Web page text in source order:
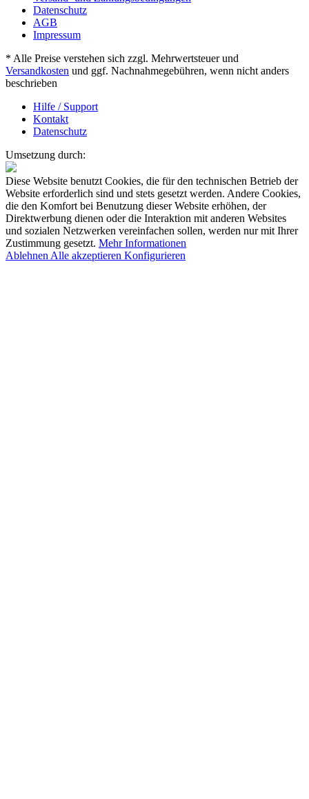
Datenschutz
AGB
Impressum
* Alle Preise verstehen sich zzgl. Mehrwertsteuer und
Versandkosten und ggf. Nachnahmegebühren, wenn nicht anders
beschrieben
Hilfe / Support
Kontakt
Datenschutz
Umsetzung durch:
Diese Website benutzt Cookies, die für den technischen Betrieb der
Website erforderlich sind und stets gesetzt werden. Andere Cookies,
die den Komfort bei Benutzung dieser Website erhöhen, der
Direktwerbung dienen oder die Interaktion mit anderen Websites
und sozialen Netzwerken vereinfachen sollen, werden nur mit Ihrer
Zustimmung gesetzt. Mehr Informationen
Ablehnen Alle akzeptieren Konfigurieren